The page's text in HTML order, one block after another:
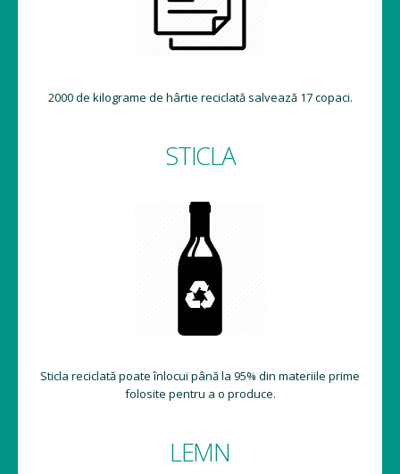
2000 de kilograme de hârtie reciclată salvează 17 copaci.
STICLA
Sticla reciclată poate înlocui până la 95% din materiile prime
folosite pentru a o produce.
LEMN